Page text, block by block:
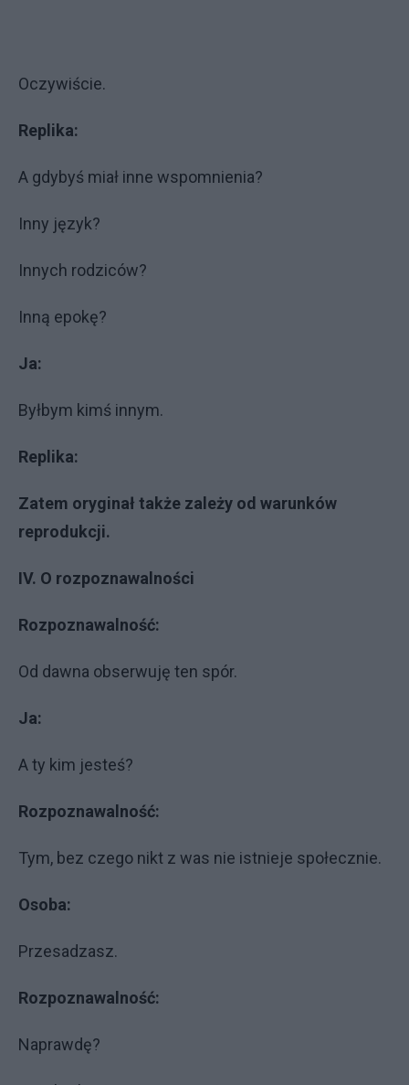
Oczywiście.
Replika:
A gdybyś miał inne wspomnienia?
Inny język?
Innych rodziców?
Inną epokę?
Ja:
Byłbym kimś innym.
Replika:
Zatem oryginał także zależy od warunków
reprodukcji.
IV. O rozpoznawalności
Rozpoznawalność:
Od dawna obserwuję ten spór.
Ja:
A ty kim jesteś?
Rozpoznawalność:
Tym, bez czego nikt z was nie istnieje społecznie.
Osoba:
Przesadzasz.
Rozpoznawalność:
Naprawdę?